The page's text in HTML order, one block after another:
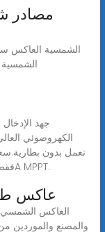
مصادر
فقط ل 5.5 كيلو واط). 4. شاحن شمسي مدمج 100A MPPT.
عاكس